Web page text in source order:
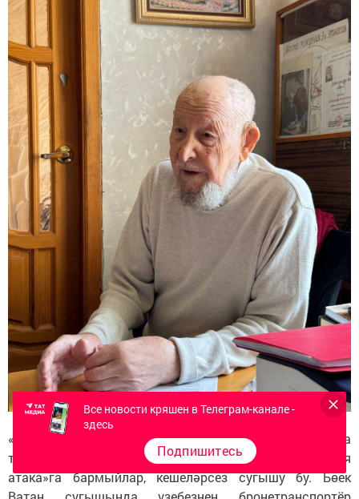
«Украинадагы хәзерге сугыш — ул башка сугыш, башка
техника, башка тактика. Безнең шикелле, «штыковая
атака»га бармыйлар, кешеләрсез сугышу бу. Бөек
Все новости кряшен в Телеграм-канале -
здесь
Подпишитесь